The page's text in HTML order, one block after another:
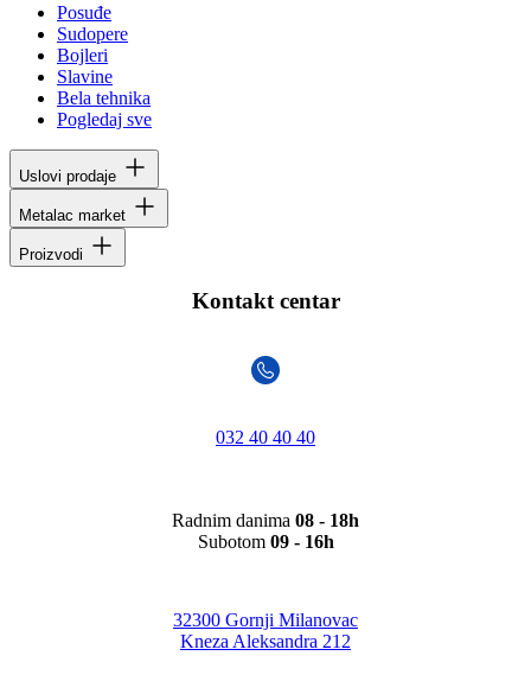
Posuđe
Sudopere
Bojleri
Slavine
Bela tehnika
Pogledaj sve
Uslovi prodaje
Metalac market
Proizvodi
Kontakt centar
032 40 40 40
Radnim danima 08 - 18h
Subotom 09 - 16h
32300 Gornji Milanovac
Kneza Aleksandra 212